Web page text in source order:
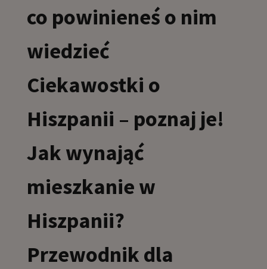
co powinieneś o nim
wiedzieć
Ciekawostki o
Hiszpanii – poznaj je!
Jak wynająć
mieszkanie w
Hiszpanii?
Przewodnik dla